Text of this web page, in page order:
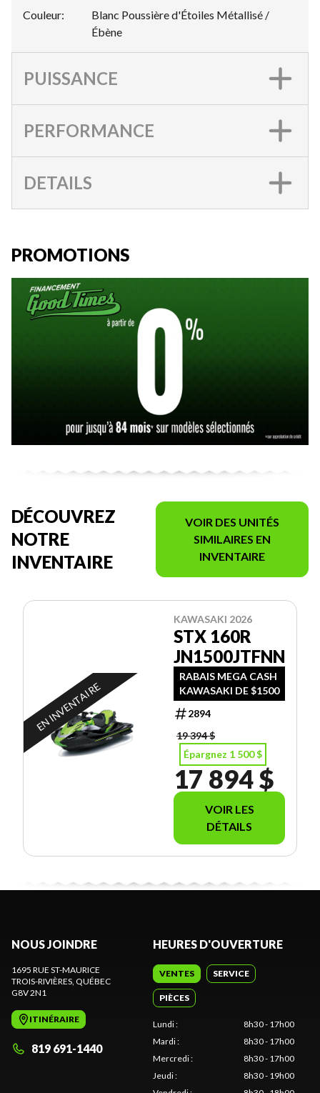
Couleur:
Blanc Poussière d'Étoiles Métallisé /
Ébène
PUISSANCE
PERFORMANCE
DETAILS
PROMOTIONS
DÉCOUVREZ
NOTRE
INVENTAIRE
VOIR DES UNITÉS
SIMILAIRES EN
INVENTAIRE
EN INVENTAIRE
KAWASAKI 2026
STX 160R
JN1500JTFNN
RABAIS MEGA CASH
KAWASAKI DE $1500
2894
19 394 $
Épargnez 1 500 $
17 894 $
VOIR LES
DÉTAILS
NOUS JOINDRE
1695 RUE ST-MAURICE
TROIS-RIVIÈRES , QUÉBEC
G8V 2N1
ITINÉRAIRE
819 691-1440
HEURES D'OUVERTURE
VENTES SERVICE
PIÈCES
Lundi:
8h30 - 17h00
Mardi:
8h30 - 17h00
Mercredi:
8h30 - 17h00
Jeudi:
8h30 - 19h00